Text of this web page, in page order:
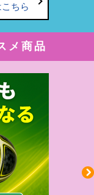
こちら
メ商品